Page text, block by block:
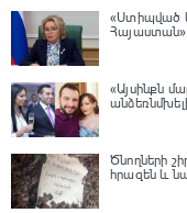
«Ստիպված
«Այսինքն
Ծնողների
հրազեն և